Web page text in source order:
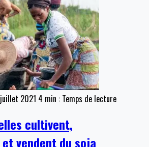
2021 4 min : Temps de lecture
elles cultivent,
vendent du soja